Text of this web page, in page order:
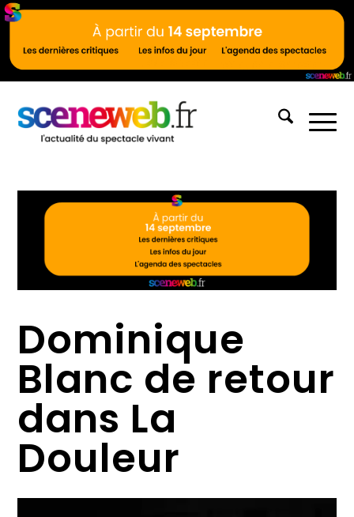
Dominique
Blanc de retour
dans La
Douleur